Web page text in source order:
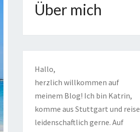
Über mich
Hallo,
herzlich willkommen auf
meinem Blog! Ich bin Katrin,
komme aus Stuttgart und reise
leidenschaftlich gerne. Auf